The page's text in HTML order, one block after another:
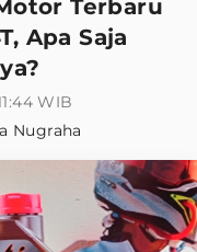
Terbaru
Apa Saja
WIB
Nugraha